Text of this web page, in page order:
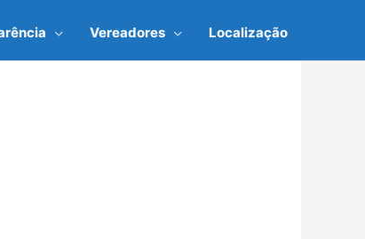
Vereadores Localização